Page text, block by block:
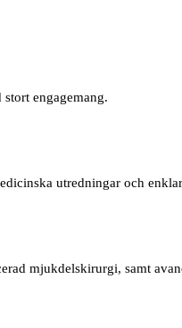
engagemang.
utredningar och
mjukdelskirurgi, samt